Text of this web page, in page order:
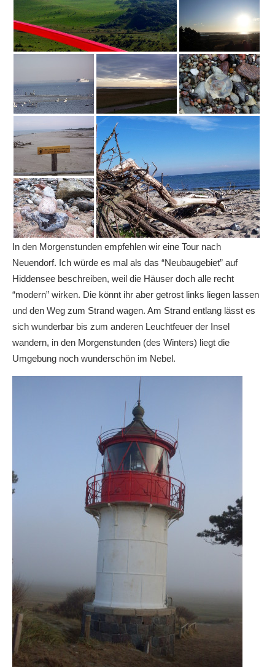
In den Morgenstunden empfehlen wir eine Tour nach
Neuendorf. Ich würde es mal als das “Neubaugebiet” auf
Hiddensee beschreiben, weil die Häuser doch alle recht
“modern” wirken. Die könnt ihr aber getrost links liegen lassen
und den Weg zum Strand wagen. Am Strand entlang lässt es
sich wunderbar bis zum anderen Leuchtfeuer der Insel
wandern, in den Morgenstunden (des Winters) liegt die
Umgebung noch wunderschön im Nebel.